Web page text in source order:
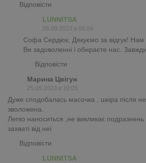
Відповісти
LUNNITSA
06.09.2023 в 08:04
Софа Сердюк, Дякуємо за відгук!
Ви задоволенні і обираєте нас.
Відповісти
Марина Цвігун
25.05.2023 в 10:05
Дуже сподобалась масочка , шкіра після
зволожена.
Легко наноситься ,не викликає
захваті від неї
Відповісти
LUNNITSA